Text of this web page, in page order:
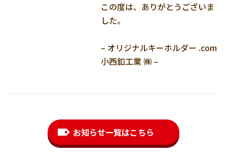
この度は、ありがとうございま
した。
– オリジナルキーホルダー .com
小西釦工業 ㈱ –
お知らせ一覧はこちら